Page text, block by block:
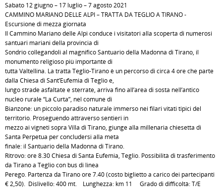
Sabato 12 giugno – 17 luglio – 7 agosto 2021
CAMMINO MARIANO DELLE ALPI – TRATTA DA TEGLIO A TIRANO -
Escursione di mezza giornata
Il Cammino Mariano delle Alpi conduce i visitatori alla scoperta di numerosi
santuari mariani della provincia di
Sondrio collegandoli al magnifico Santuario della Madonna di Tirano, il
monumento religioso più importante di
tutta Valtellina. La tratta Teglio-Tirano è un percorso di circa 4 ore che parte
dalla Chiesa di Sant’Eufemia di Teglio e,
lungo strade asfaltate e sterrate, arriva fino all’area di sosta nell’antico
nucleo rurale “La Curta”, nel comune di
Bianzone: un piccolo paradiso naturale immerso nei filari vitati tipici del
territorio. Proseguendo attraverso sentieri in
mezzo ai vigneti sopra Villa di Tirano, giunge alla millenaria chiesetta di
Santa Perpetua per concludersi alla meta
finale: il Santuario della Madonna di Tirano.
Ritrovo: ore 8.30 Chiesa di Santa Eufemia, Teglio. Possibilità di trasferimento
da Tirano a Teglio con bus di linea
Perego. Partenza da Tirano ore 7.40 (costo biglietto a carico dei partecipanti
€ 2,50). Dislivello: 400 mt. Lunghezza: km 11 Grado di difficoltà: T/E